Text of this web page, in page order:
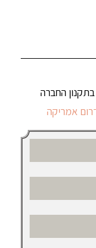
החברה
אמריקה